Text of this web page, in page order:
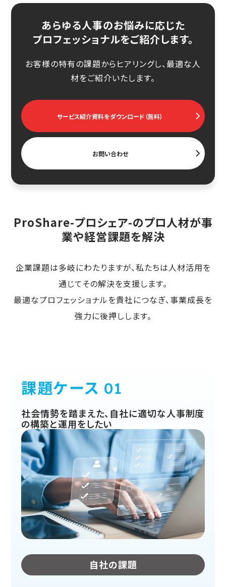
あらゆる人事のお悩みに応じた
プロフェッショナルをご紹介します。
お客様の特有の課題からヒアリングし、最適な人
材をご紹介いたします。
サービス紹介資料をダウンロード（無料）
お問い合わせ
ProShare-プロシェア-のプロ人材が事
業や経営課題を解決
企業課題は多岐にわたりますが、私たちは人材活用を
通じてその解決を支援します。
最適なプロフェッショナルを貴社につなぎ、事業成長を
強力に後押しします。
課題ケース
社会情勢を踏まえた、自社に適切な人事制度
の構築と運用をしたい
自社の課題